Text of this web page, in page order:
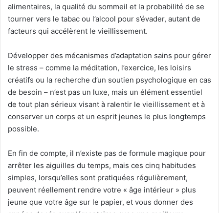
alimentaires, la qualité du sommeil et la probabilité de se
tourner vers le tabac ou l’alcool pour s’évader, autant de
facteurs qui accélèrent le vieillissement.
Développer des mécanismes d’adaptation sains pour gérer
le stress – comme la méditation, l’exercice, les loisirs
créatifs ou la recherche d’un soutien psychologique en cas
de besoin – n’est pas un luxe, mais un élément essentiel
de tout plan sérieux visant à ralentir le vieillissement et à
conserver un corps et un esprit jeunes le plus longtemps
possible.
En fin de compte, il n’existe pas de formule magique pour
arrêter les aiguilles du temps, mais ces cinq habitudes
simples, lorsqu’elles sont pratiquées régulièrement,
peuvent réellement rendre votre « âge intérieur » plus
jeune que votre âge sur le papier, et vous donner des